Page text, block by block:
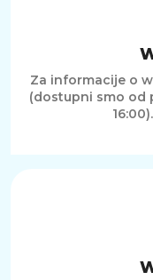
Za informacije o
(dostupni smo od